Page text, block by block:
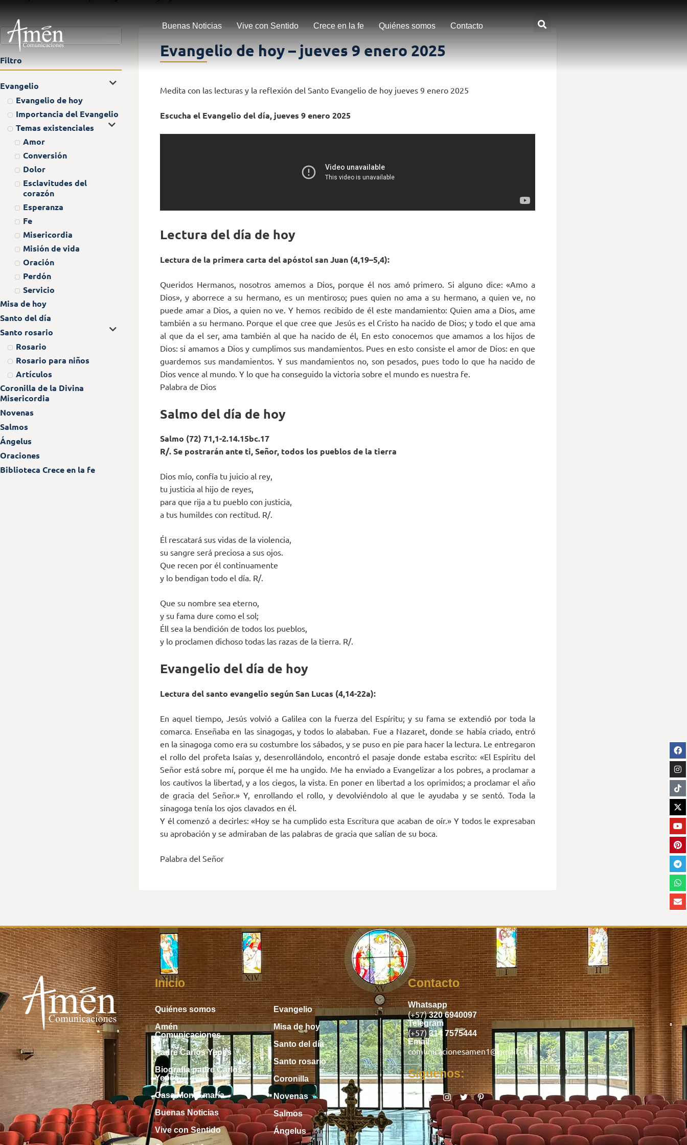
Buenas Noticias Vive con Sentido Crece en la fe Quiénes somos Contacto
Filtro
Evangelio
Evangelio de hoy
Importancia del Evangelio
Temas existenciales
Amor
Conversión
Dolor
Esclavitudes del
corazón
Esperanza
Fe
Misericordia
Misión de vida
Oración
Perdón
Servicio
Misa de hoy
Santo del día
Santo rosario
Rosario
Rosario para niños
Artículos
Coronilla de la Divina
Misericordia
Novenas
Salmos
Ángelus
Oraciones
Biblioteca Crece en la fe
Evangelio de hoy – jueves 9 enero 2025
Medita con las lecturas y la reflexión del Santo Evangelio de hoy jueves 9 enero 2025
Escucha el Evangelio del día, jueves 9 enero 2025
Lectura del día de hoy
Lectura de la primera carta del apóstol san Juan (4,19–5,4):
Queridos Hermanos, nosotros amemos a Dios, porque él nos amó primero. Si alguno dice: «Amo a
Dios», y aborrece a su hermano, es un mentiroso; pues quien no ama a su hermano, a quien ve, no
puede amar a Dios, a quien no ve. Y hemos recibido de él este mandamiento: Quien ama a Dios, ame
también a su hermano. Porque el que cree que Jesús es el Cristo ha nacido de Dios; y todo el que ama
al que da el ser, ama también al que ha nacido de él, En esto conocemos que amamos a los hijos de
Dios: si amamos a Dios y cumplimos sus mandamientos. Pues en esto consiste el amor de Dios: en que
guardemos sus mandamientos. Y sus mandamientos no, son pesados, pues todo lo que ha nacido de
Dios vence al mundo. Y lo que ha conseguido la victoria sobre el mundo es nuestra fe.
Palabra de Dios
Salmo del día de hoy
Salmo (72) 71,1-2.14.15bc.17
R/. Se postrarán ante ti, Señor, todos los pueblos de la tierra
Dios mío, confía tu juicio al rey,
tu justicia al hijo de reyes,
para que rija a tu pueblo con justicia,
a tus humildes con rectitud. R/.
Él rescatará sus vidas de la violencia,
su sangre será preciosa a sus ojos.
Que recen por él continuamente
y lo bendigan todo el día. R/.
Que su nombre sea eterno,
y su fama dure como el sol;
Éll sea la bendición de todos los pueblos,
y lo proclamen dichoso todas las razas de la tierra. R/.
Evangelio del día de hoy
Lectura del santo evangelio según San Lucas (4,14-22a):
En aquel tiempo, Jesús volvió a Galilea con la fuerza del Espíritu; y su fama se extendió por toda la
comarca. Enseñaba en las sinagogas, y todos lo alababan. Fue a Nazaret, donde se había criado, entró
en la sinagoga como era su costumbre los sábados, y se puso en pie para hacer la lectura. Le entregaron
el rollo del profeta Isaías y, desenrollándolo, encontró el pasaje donde estaba escrito: «El Espíritu del
Señor está sobre mí, porque él me ha ungido. Me ha enviado a Evangelizar a los pobres, a proclamar a
los cautivos la libertad, y a los ciegos, la vista. En poner en libertad a los oprimidos; a proclamar el año
de gracia del Señor.» Y, enrollando el rollo, y devolviéndolo al que le ayudaba y se sentó. Toda la
sinagoga tenía los ojos clavados en él.
Y él comenzó a decirles: «Hoy se ha cumplido esta Escritura que acaban de oír.» Y todos le expresaban
su aprobación y se admiraban de las palabras de gracia que salían de su boca.
Palabra del Señor
Inicio
Quiénes somos
Amén
Comunicaciones
Padre Carlos Yepes
Biografía padre Carlos
Yepes
Casa Monte maría
Buenas Noticias
Vive con Sentido
Inicio
Evangelio
Misa de hoy
Santo del día
Santo rosario
Coronilla
Novenas
Salmos
Ángelus
Contacto
Whatsapp
(+57)320 6940097
Telegram
(+57)314 7575444
Email
comunicacionesamen1@gmail.com
Síguenos: